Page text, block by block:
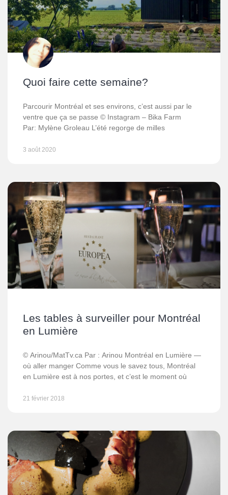
Quoi faire cette semaine?
Parcourir Montréal et ses environs, c’est aussi par le
ventre que ça se passe © Instagram – Bika Farm
Par: Mylène Groleau L’été regorge de milles
3 août 2020
Les tables à surveiller pour Montréal
en Lumière
© Arinou/MatTv.ca Par : Arinou Montréal en Lumière —
où aller manger Comme vous le savez tous, Montréal
en Lumière est à nos portes, et c’est le moment où
21 février 2018